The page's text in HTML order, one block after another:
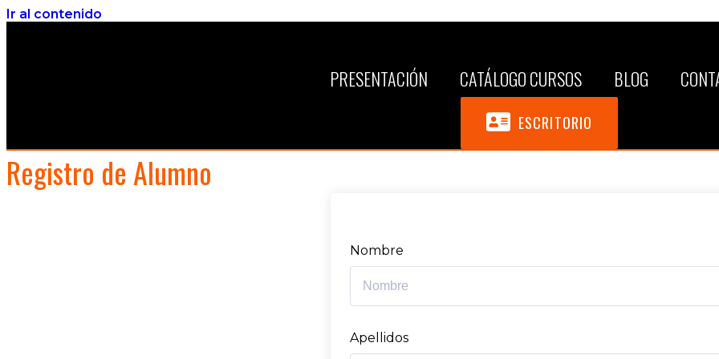
Ir al contenido
PRESENTACIÓN CATÁLOGO CURSOS BLOG
ESCRITORIO
Registro de Alumno
Nombre
Apellidos